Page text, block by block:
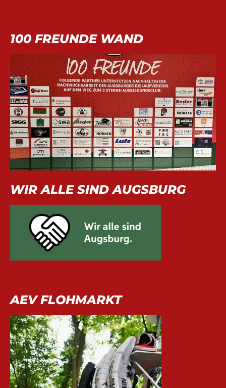
100 FREUNDE WAND
WIR ALLE SIND AUGSBURG
AEV FLOHMARKT